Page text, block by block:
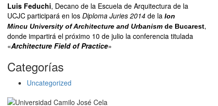
Luis Feduchi, Decano de la Escuela de Arquitectura de la
UCJC participará en los Diploma Juries 2014 de la Ion
Mincu University of Architecture and Urbanism de Bucarest,
donde impartirá el próximo 10 de julio la conferencia titulada
«Architecture Field of Practice»
Categorías
Uncategorized